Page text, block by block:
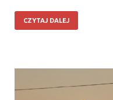
CZYTAJ DALEJ